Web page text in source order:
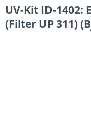
UV-Kit ID-1402:
(Filter UP 311)